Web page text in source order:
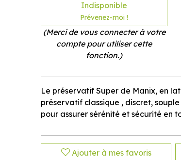
Indisponible
Prévenez-moi !
(Merci de vous connecter à votre
compte pour utiliser cette
fonction.)
Le préservatif Super de Manix, en
préservatif classique , discret,
pour assurer sérénité et sécurité en
Ajouter à mes favoris